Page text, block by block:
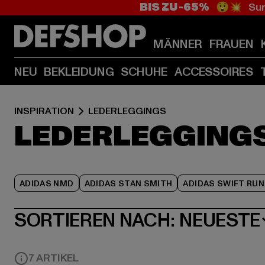
BIS ZU -65% 😲💥
MÄNNER FRAUEN
NEU BEKLEIDUNG SCHUHE ACCESSOIRES
INSPIRATION LEDERLEGGINGS
ADIDAS NMD ADIDAS STAN SMITH ADIDAS SWIFT RUN
SORTIEREN NACH: NEUESTE
7 ARTIKEL